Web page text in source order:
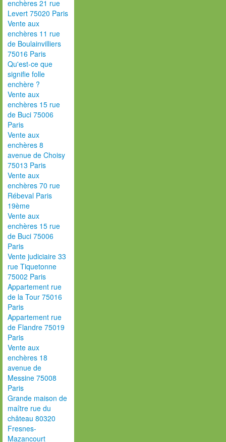
enchères 21 rue
Levert 75020 Paris
Vente aux
enchères 11 rue
de Boulainvilliers
75016 Paris
Qu'est-ce que
signifie folle
enchère ?
Vente aux
enchères 15 rue
de Buci 75006
Paris
Vente aux
enchères 8
avenue de Choisy
75013 Paris
Vente aux
enchères 70 rue
Rébeval Paris
19ème
Vente aux
enchères 15 rue
de Buci 75006
Paris
Vente judiciaire 33
rue Tiquetonne
75002 Paris
Appartement rue
de la Tour 75016
Paris
Appartement rue
de Flandre 75019
Paris
Vente aux
enchères 18
avenue de
Messine 75008
Paris
Grande maison de
maître rue du
château 80320
Fresnes-
Mazancourt